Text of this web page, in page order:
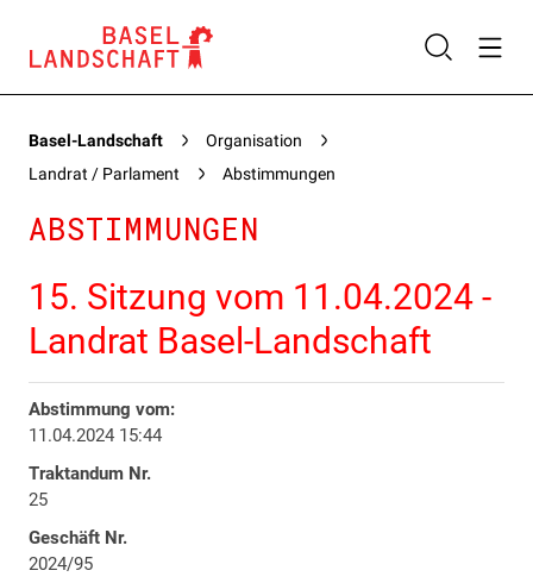
Basel-Landschaft
Organisation
Landrat / Parlament
Abstimmungen
ABSTIMMUNGEN